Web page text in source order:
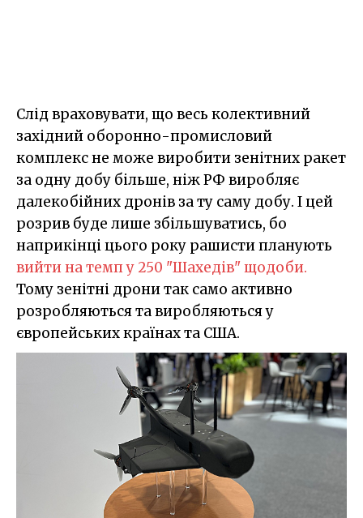
Слід враховувати, що весь колективний
західний оборонно-промисловий
комплекс не може виробити зенітних ракет
за одну добу більше, ніж РФ виробляє
далекобійних дронів за ту саму добу. І цей
розрив буде лише збільшуватись, бо
наприкінці цього року рашисти планують
вийти на темп у 250 "Шахедів" щодоби.
Тому зенітні дрони так само активно
розробляються та виробляються у
європейських країнах та США.